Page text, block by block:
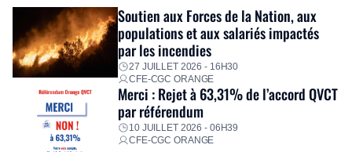
Fidèle à sa mission d’utilité sociale, le Groupe mobilise
immédiatement ses équipes afin de proposer un diagnostic
personnalisé, des aides financières pour faire face aux
premières dépenses, […]
Soutien aux Forces de la Nation, aux
populations et aux salariés impactés
par les incendies
27 JUILLET 2026 - 16H30
CFE-CGC ORANGE
Merci : Rejet à 63,31% de l’accord QVCT
par référendum
10 JUILLET 2026 - 06H39
CFE-CGC ORANGE